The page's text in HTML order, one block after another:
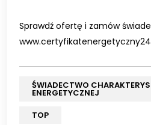
Sprawdź ofertę i zamów
ŚWIADECTWO
ENERGETYCZNEJ
TOP